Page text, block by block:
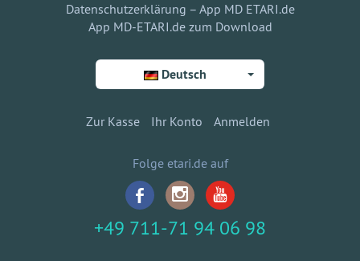
Datenschutzerklärung – App MD ETARI.de
App MD-ETARI.de zum Download
Deutsch
Zur Kasse Ihr Konto Anmelden
Folge etari.de auf
+49 711-71 94 06 98